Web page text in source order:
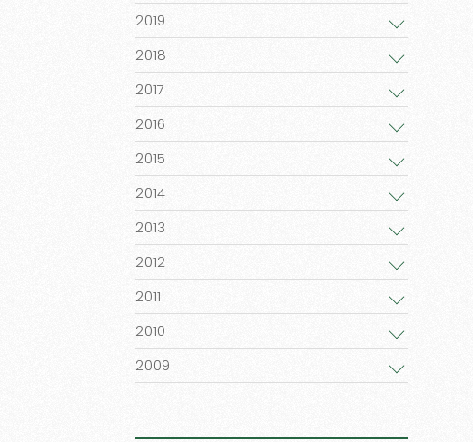
2019
2018
2017
2016
2015
2014
2013
2012
2011
2010
2009